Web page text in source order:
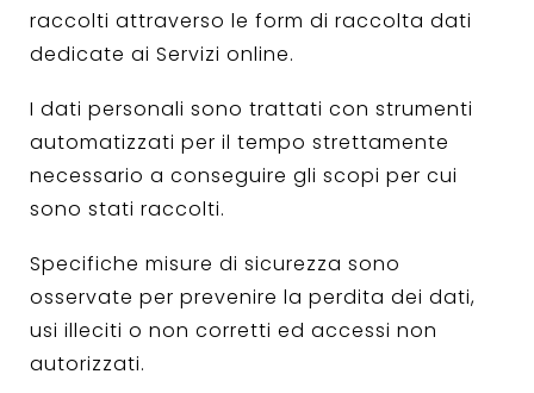
raccolti attraverso le form di raccolta dati
dedicate ai Servizi online.
I dati personali sono trattati con strumenti
automatizzati per il tempo strettamente
necessario a conseguire gli scopi per cui
sono stati raccolti.
Specifiche misure di sicurezza sono
osservate per prevenire la perdita dei dati,
usi illeciti o non corretti ed accessi non
autorizzati.